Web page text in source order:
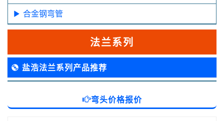
合金钢弯管
法兰系列
盐浩法兰系列产品推荐
弯头价格报价